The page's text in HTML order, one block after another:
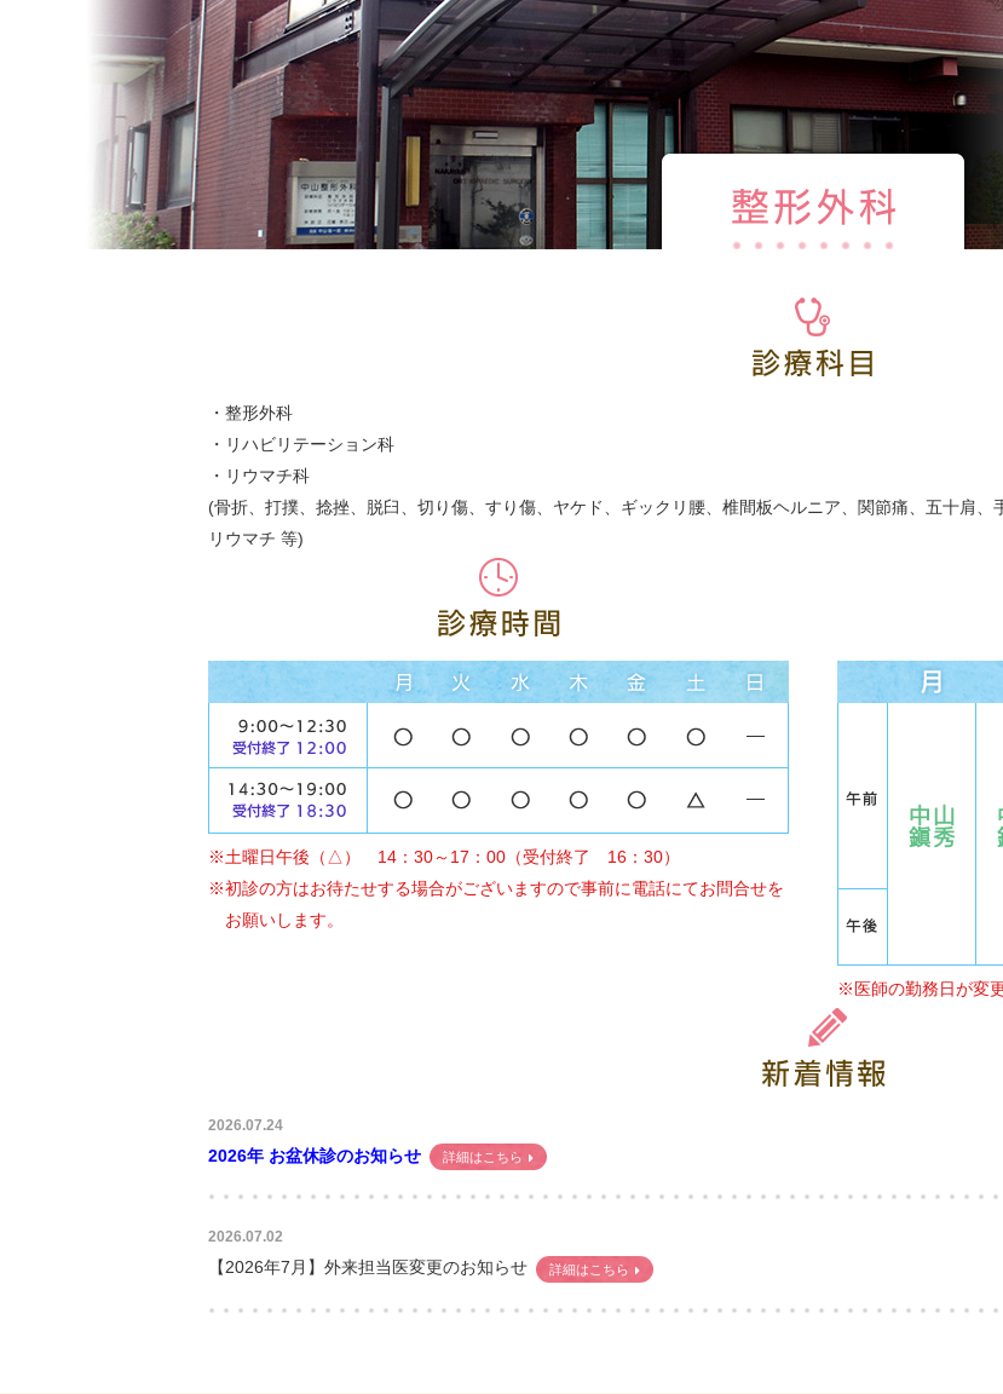
・整形外科
・リハビリテーション科
・リウマチ科
(骨折、打撲、捻挫、脱臼、切り傷、すり傷、ヤケド、ギックリ腰、椎間板ヘルニア、関節痛、五十肩、
リウマチ 等)
※土曜日午後（△） 14：30～17：00（受付終了 16：30）
※初診の方はお待たせする場合がございますので事前に電話にてお問合せを
お願いします。
※医師の勤務日が変
2026.07.24
2026年 お盆休診のお知らせ 詳細はこちら
2026.07.02
【2026年7月】外来担当医変更のお知らせ 詳細はこちら